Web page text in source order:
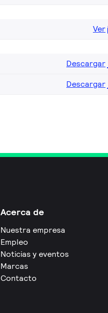
Ver
Descargar
Descargar
Acerca de
Nuestra empresa
Empleo
Noticias y eventos
Marcas
Contacto